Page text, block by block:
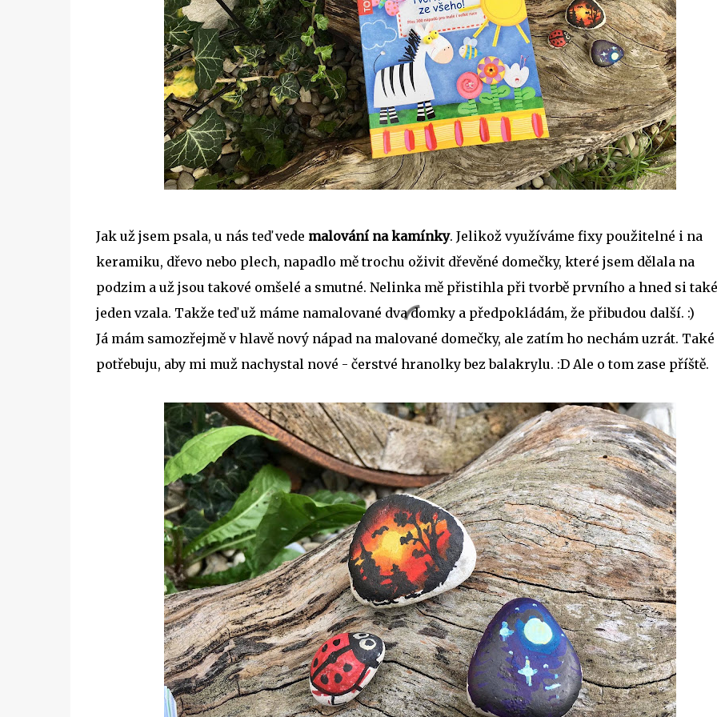
Jak už jsem psala, u nás teď vede malování na kamínky. Jelikož využíváme fixy použitelné i na
keramiku, dřevo nebo plech, napadlo mě trochu oživit dřevěné domečky, které jsem dělala na
podzim a už jsou takové omšelé a smutné. Nelinka mě přistihla při tvorbě prvního a hned si také
jeden vzala. Takže teď už máme namalované dva domky a předpokládám, že přibudou další. :)
Já mám samozřejmě v hlavě nový nápad na malované domečky, ale zatím ho nechám uzrát. Také
potřebuju, aby mi muž nachystal nové - čerstvé hranolky bez balakrylu. :D Ale o tom zase příště.